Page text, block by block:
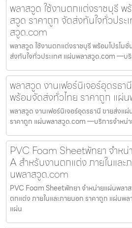
พลาสวูด ใช้งานตกแต่งราชบุรี พ
สวูด ราคาถูก จัดส่งทันใจทั่วประ
สวูด.com
พลาสวูด ใช้งานตกแต่งราชบุรี พร้อมโปรโม
ส่งทันใจทั่วประเทศ แผ่นพลาสวูด.com —บ
พลาสวูด งานเฟอร์นิเจอร์อุดรธ
พร้อมจัดส่งทั่วไทย ราคาถูก แผ่
พลาสวูด งานเฟอร์นิเจอร์อุดรธานี ขายส่งแ
ราคาถูก แผ่นพลาสวูด.com —บริการจำหน่
PVC Foam Sheetพัทยา จำหน่
A สำหรับงานตกแต่ง ภายในแล
นพลาสวูด.com
PVC Foam Sheetพัทยา จำหน่ายแผ่นพลา
ตกแต่ง ภายในและภายนอก ราคาถูก แผ่นพ
แผ่น